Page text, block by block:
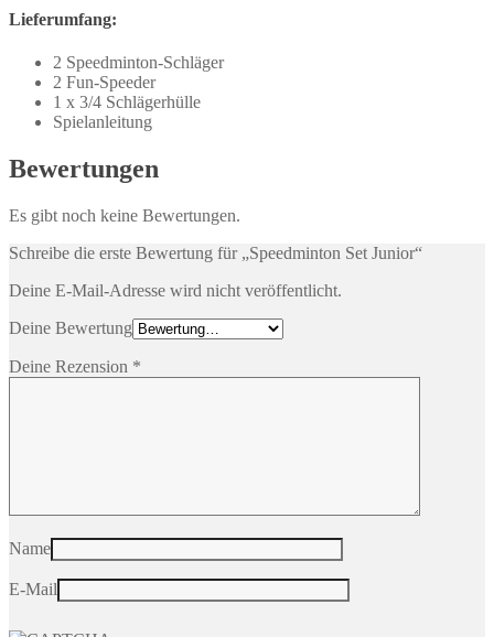
Lieferumfang:
2 Speedminton-Schläger
2 Fun-Speeder
1 x 3/4 Schlägerhülle
Spielanleitung
Bewertungen
Es gibt noch keine Bewertungen.
Schreibe die erste Bewertung für „Speedminton Set Junior“
Deine E-Mail-Adresse wird nicht veröffentlicht.
Deine Bewertung
Deine Rezension *
Name
E-Mail